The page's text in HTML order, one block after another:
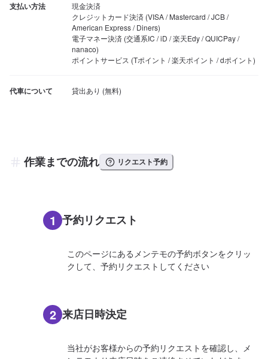
支払い方法
現金決済
クレジットカード決済 (VISA / Mastercard / JCB /
American Express / Diners)
電子マネー決済 (交通系IC / iD / 楽天Edy / QUICPay /
nanaco)
ポイントサービス (Tポイント / 楽天ポイント / dポイント)
代車について
作業までの流れ リクエスト予約
1 予約リクエスト
このページにあるメンテモの予約ボタンをクリッ
クして、予約リクエストしてください
2 来店日時決定
当社がお客様からの予約リクエストを確認し、メ